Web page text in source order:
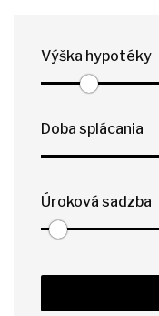
Výška hypotéky
Doba splácania
Úroková sadzba